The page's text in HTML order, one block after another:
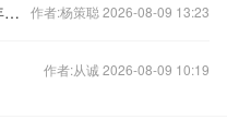
2023年中央经济工作会议，定调明年经济工作 作者:杨策聪 2026-08-09 13:23
作者:从诚 2026-08-09 10:19